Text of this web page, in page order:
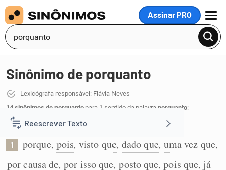
Assinar PRO
MENU
Reescrever Texto
Resumir Texto
Sinônimo de porquanto
Lexicógrafa responsável: Flávia Neves
14 sinônimos de porquanto para 1 sentido da palavra porquanto:
Indica o motivo ou causa de algo:
1 porque, pois, visto que, dado que, uma vez que,
por causa de, por isso que, posto que, pois que, já